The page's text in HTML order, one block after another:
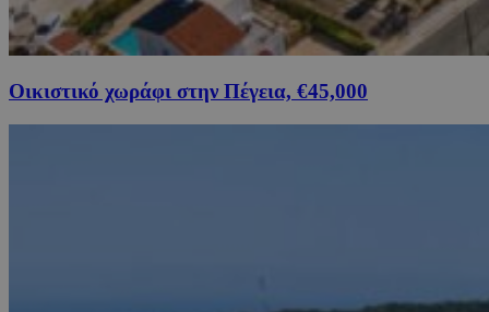
Οικιστικό χωράφι στην Πέγεια, €45,000